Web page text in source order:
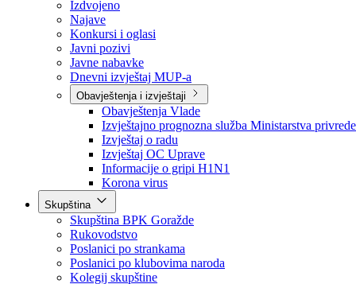
Aktuelno
Sve vijesti
Izdvojeno
Najave
Konkursi i oglasi
Javni pozivi
Javne nabavke
Dnevni izvještaj MUP-a
Obavještenja i izvještaji
Obavještenja Vlade
Izvještajno prognozna služba Ministarstva privrede
Izvještaj o radu
Izvještaj OC Uprave
Informacije o gripi H1N1
Korona virus
Skupština
Skupština BPK Goražde
Rukovodstvo